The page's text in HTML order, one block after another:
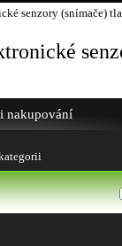
senzory (snímače)
nakupování